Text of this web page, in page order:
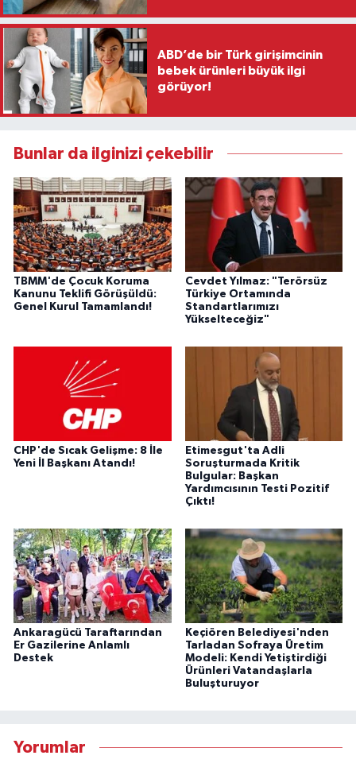
ABD’de bir Türk girişimcinin
bebek ürünleri büyük ilgi
görüyor!
Bunlar da ilginizi çekebilir
TBMM'de Çocuk Koruma
Kanunu Teklifi Görüşüldü:
Genel Kurul Tamamlandı!
Cevdet Yılmaz: "Terörsüz
Türkiye Ortamında
Standartlarımızı
Yükselteceğiz"
CHP'de Sıcak Gelişme: 8 İle
Yeni İl Başkanı Atandı!
Etimesgut'ta Adli
Soruşturmada Kritik
Bulgular: Başkan
Yardımcısının Testi Pozitif
Çıktı!
Ankaragücü Taraftarından
Er Gazilerine Anlamlı
Destek
Keçiören Belediyesi'nden
Tarladan Sofraya Üretim
Modeli: Kendi Yetiştirdiği
Ürünleri Vatandaşlarla
Buluşturuyor
Yorumlar